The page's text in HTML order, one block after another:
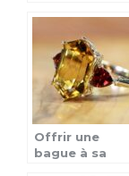
Offrir une
bague à sa